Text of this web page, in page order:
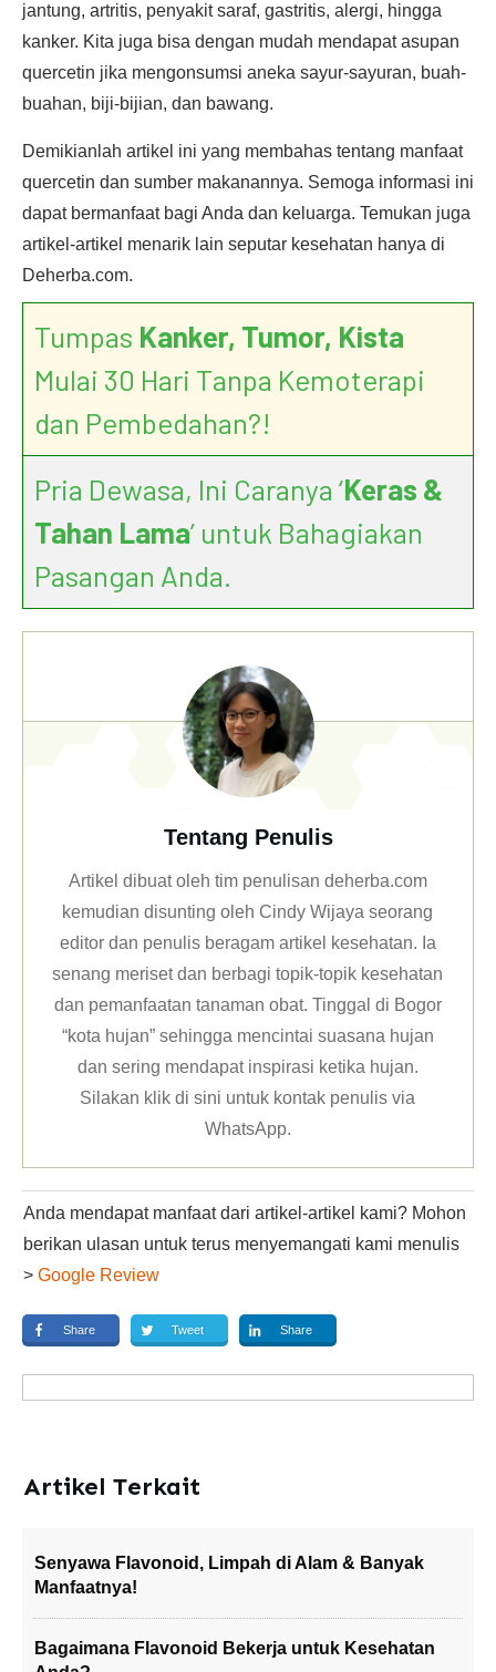
jantung, artritis, penyakit saraf, gastritis, alergi, hingga
kanker. Kita juga bisa dengan mudah mendapat asupan
quercetin jika mengonsumsi aneka sayur-sayuran, buah-
buahan, biji-bijian, dan bawang.
Demikianlah artikel ini yang membahas tentang manfaat
quercetin dan sumber makanannya. Semoga informasi ini
dapat bermanfaat bagi Anda dan keluarga. Temukan juga
artikel-artikel menarik lain seputar kesehatan hanya di
Deherba.com.
Tumpas Kanker, Tumor, Kista
Mulai 30 Hari Tanpa Kemoterapi
dan Pembedahan?!
Pria Dewasa, Ini Caranya ‘Keras &
Tahan Lama’ untuk Bahagiakan
Pasangan Anda.
Tentang Penulis
Artikel dibuat oleh tim penulisan deherba.com
kemudian disunting oleh Cindy Wijaya seorang
editor dan penulis beragam artikel kesehatan. Ia
senang meriset dan berbagi topik-topik kesehatan
dan pemanfaatan tanaman obat. Tinggal di Bogor
“kota hujan” sehingga mencintai suasana hujan
dan sering mendapat inspirasi ketika hujan.
Silakan klikdi sini untuk kontak penulis via
WhatsApp.
Anda mendapat manfaat dari artikel-artikel kami? Mohon
berikan ulasan untuk terus menyemangati kami menulis
> Google Review
Share Tweet Share
Artikel Terkait
Senyawa Flavonoid, Limpah di Alam & Banyak
Manfaatnya!
Bagaimana Flavonoid Bekerja untuk Kesehatan